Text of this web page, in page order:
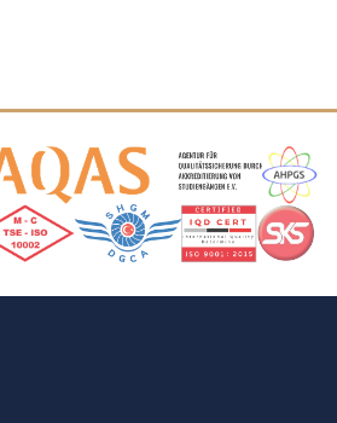
Üyelik Logoları